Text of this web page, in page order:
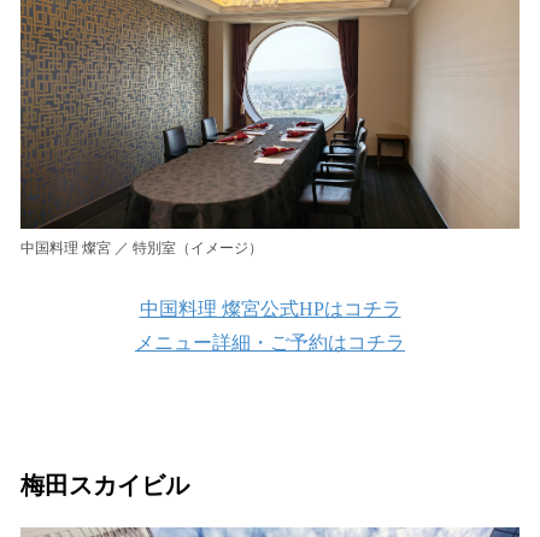
中国料理 燦宮 ／ 特別室（イメージ）
中国料理 燦宮公式HPはコチラ
メニュー詳細・ご予約はコチラ
梅田スカイビル